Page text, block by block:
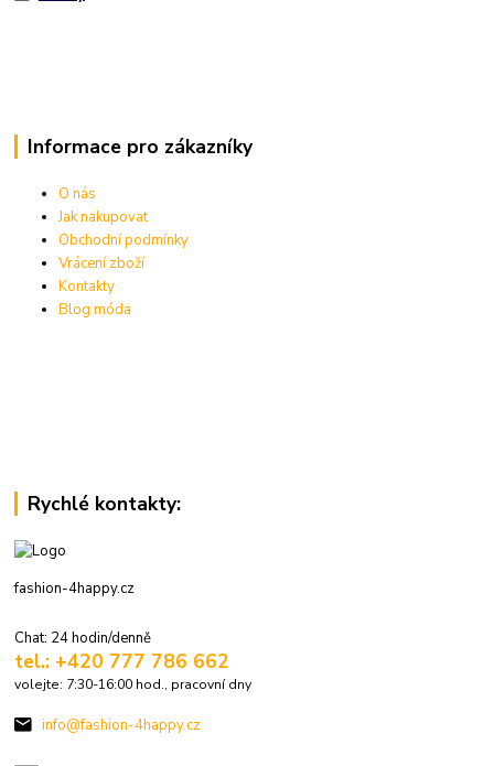
Informace pro zákazníky
O nás
Jak nakupovat
Obchodní podmínky
Vrácení zboží
Kontakty
Blog móda
Rychlé kontakty:
fashion-4happy.cz
Chat: 24 hodin/denně
tel.: +420 777 786 662
volejte: 7:30-16:00 hod., pracovní dny
info@fashion-4happy.cz